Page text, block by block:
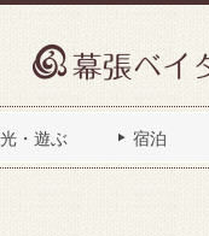
・遊ぶ 宿泊